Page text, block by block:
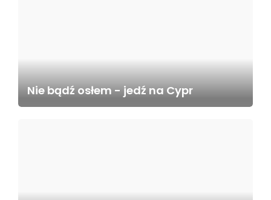
Nie bądź osłem - jedź na Cypr